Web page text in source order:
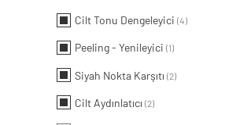
Cilt Tonu Dengeleyici (4)
Peeling - Yenileyici (1)
Siyah Nokta Karşıtı (2)
Cilt Aydınlatıcı (2)